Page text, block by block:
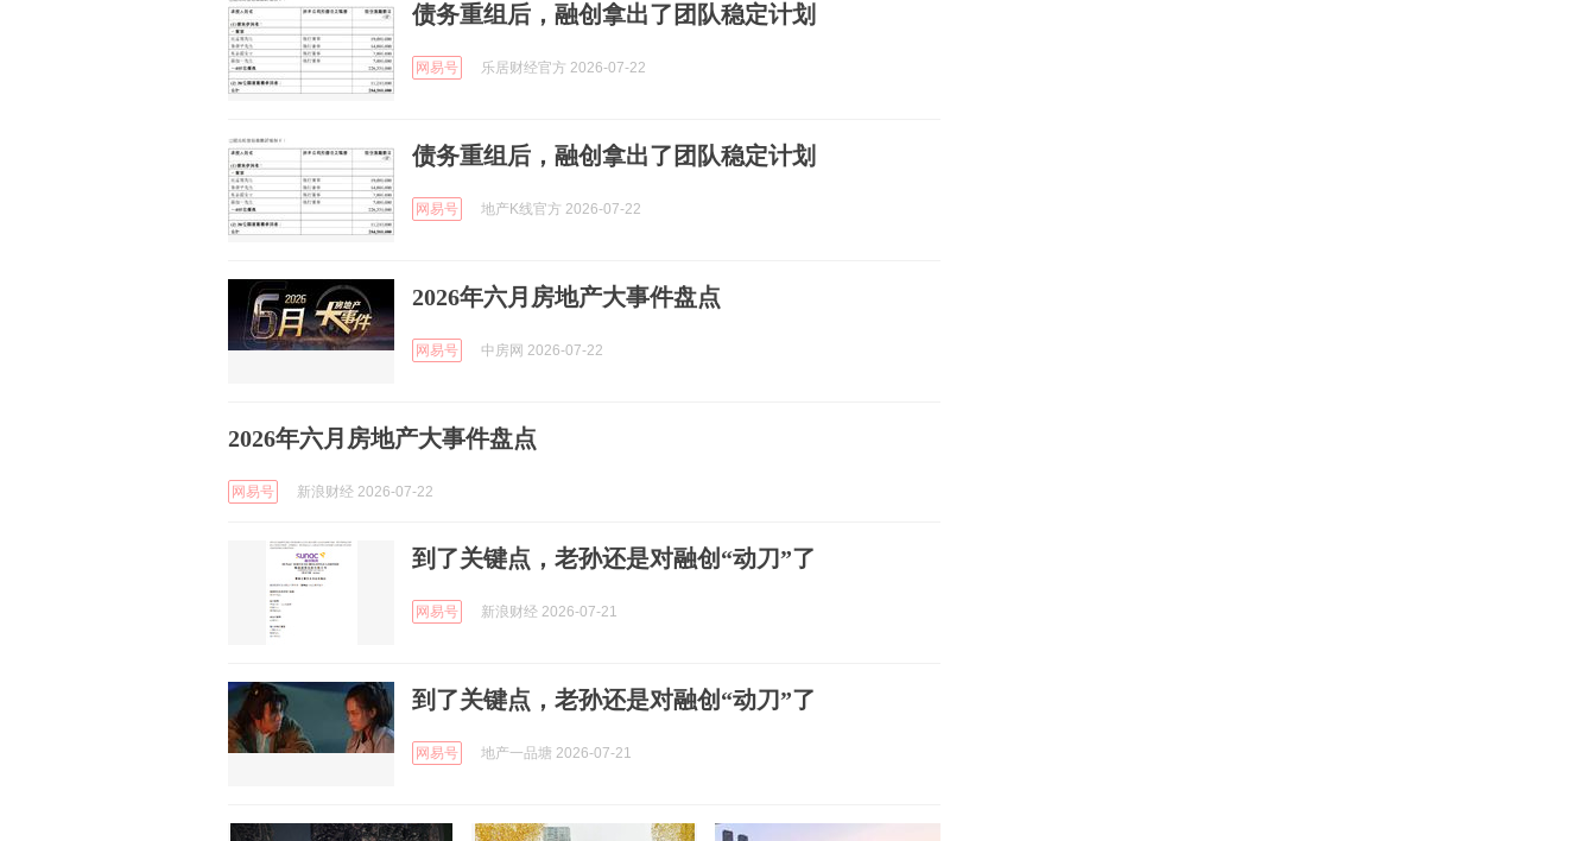
债务重组后，融创拿出了团队稳定计划
网易号 乐居财经官方 2026-07-22
债务重组后，融创拿出了团队稳定计划
网易号 地产K线官方 2026-07-22
2026年六月房地产大事件盘点
网易号 中房网 2026-07-22
2026年六月房地产大事件盘点
网易号 新浪财经 2026-07-22
到了关键点，老孙还是对融创“动刀”了
网易号 新浪财经 2026-07-21
到了关键点，老孙还是对融创“动刀”了
网易号 地产一品塘 2026-07-21